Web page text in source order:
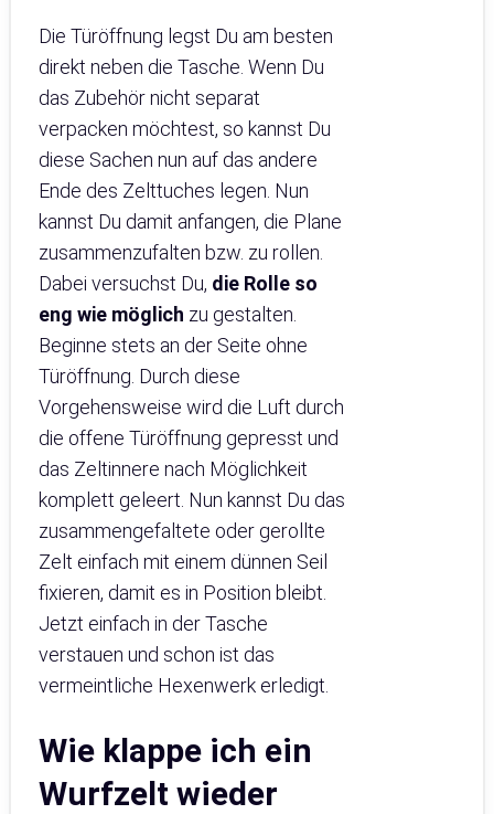
Die Türöffnung legst Du am besten
direkt neben die Tasche. Wenn Du
das Zubehör nicht separat
verpacken möchtest, so kannst Du
diese Sachen nun auf das andere
Ende des Zelttuches legen. Nun
kannst Du damit anfangen, die Plane
zusammenzufalten bzw. zu rollen.
Dabei versuchst Du, die Rolle so
eng wie möglich zu gestalten.
Beginne stets an der Seite ohne
Türöffnung. Durch diese
Vorgehensweise wird die Luft durch
die offene Türöffnung gepresst und
das Zeltinnere nach Möglichkeit
komplett geleert. Nun kannst Du das
zusammengefaltete oder gerollte
Zelt einfach mit einem dünnen Seil
fixieren, damit es in Position bleibt.
Jetzt einfach in der Tasche
verstauen und schon ist das
vermeintliche Hexenwerk erledigt.
Wie klappe ich ein
Wurfzelt wieder